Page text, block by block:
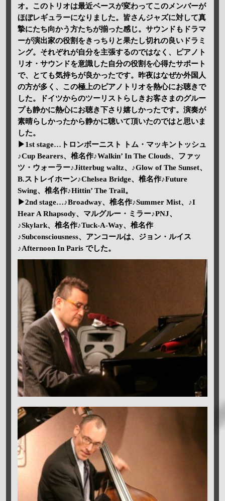
オ。このトリオは最近ベースが変わってこのメンバーが
ほぼレギュラーになりました。皆さんジャズに対して真
摯にたち向かう方たちが揃った感じ。サウンドもドラマ
ーが演出家の役割をきっちりと果たし切れの良いドラミ
ング。それぞれが自分を主張するのではなく、ピアノト
リオ・サウンドを意識した自分の役割を心得たサポート
で、とても気持ちが良かったです。昨夜はなぜか外国人
の方が多く、この極上のピアノトリオを熱心にお聴きで
した。ドイツからのツーリストらしきお客さまのグルー
プも静かに熱心にお聴き下さり嬉しかったです。演奏が
素晴らしかったから静かに聴いて頂いたのではと思いま
した。
▶1st stage…トロンボーニスト トム・マッキントッシュ
♪Cup Bearers、椎名作♪Walkin’ In The Clouds、ファッ
ツ・ウォーラー♪Jitterbug waltz、♪Glow of The Sunset、
B.ストレイホーン♪Chelsea Bridge、椎名作♪Future
Swing、椎名作♪Hittin’ The Trail。
▶2nd stage…♪Broadway、椎名作♪Summer Mist、♪I
Hear A Rhapsody、マルグルー・ミラー♪PNJ、
♪Skylark、椎名作♪Tuck-A-Way、椎名作
♪Subconsciousness、アンコールは、ジョン・ルイス
♪Afternoon In Paris でした。